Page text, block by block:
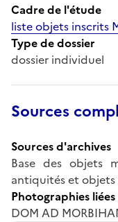
Cadre de l'étude
liste objets inscrits
Type de dossier
dossier individuel
Sources
Sources d'archives
Base des objets
antiquités et
Photographies
DOM AD